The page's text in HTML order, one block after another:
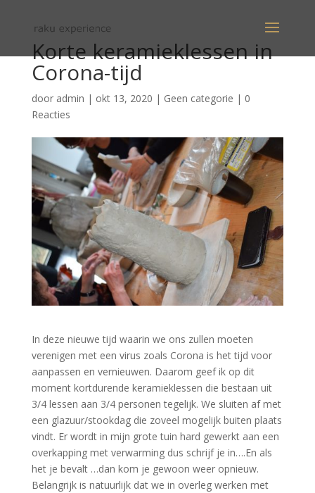
Korte keramieklessen in
Corona-tijd
door admin | okt 13, 2020 | Geen categorie | 0
Reacties
In deze nieuwe tijd waarin we ons zullen moeten
verenigen met een virus zoals Corona is het tijd voor
aanpassen en vernieuwen. Daarom geef ik op dit
moment kortdurende keramieklessen die bestaan uit
3/4 lessen aan 3/4 personen tegelijk. We sluiten af met
een glazuur/stookdag die zoveel mogelijk buiten plaats
vindt. Er wordt in mijn grote tuin hard gewerkt aan een
overkapping met verwarming dus schrijf je in….En als
het je bevalt …dan kom je gewoon weer opnieuw.
Belangrijk is natuurlijk dat we in overleg werken met